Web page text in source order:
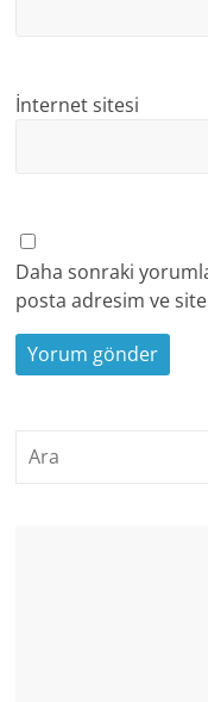
İnternet sitesi
Daha sonraki
posta adresim ve